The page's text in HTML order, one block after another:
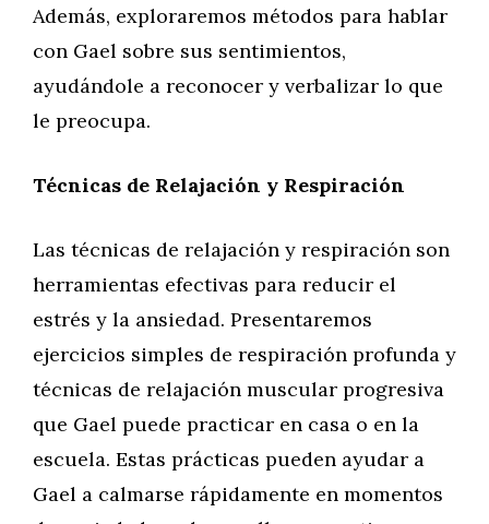
Además, exploraremos métodos para hablar
con Gael sobre sus sentimientos,
ayudándole a reconocer y verbalizar lo que
le preocupa.
Técnicas de Relajación y Respiración
Las técnicas de relajación y respiración son
herramientas efectivas para reducir el
estrés y la ansiedad. Presentaremos
ejercicios simples de respiración profunda y
técnicas de relajación muscular progresiva
que Gael puede practicar en casa o en la
escuela. Estas prácticas pueden ayudar a
Gael a calmarse rápidamente en momentos